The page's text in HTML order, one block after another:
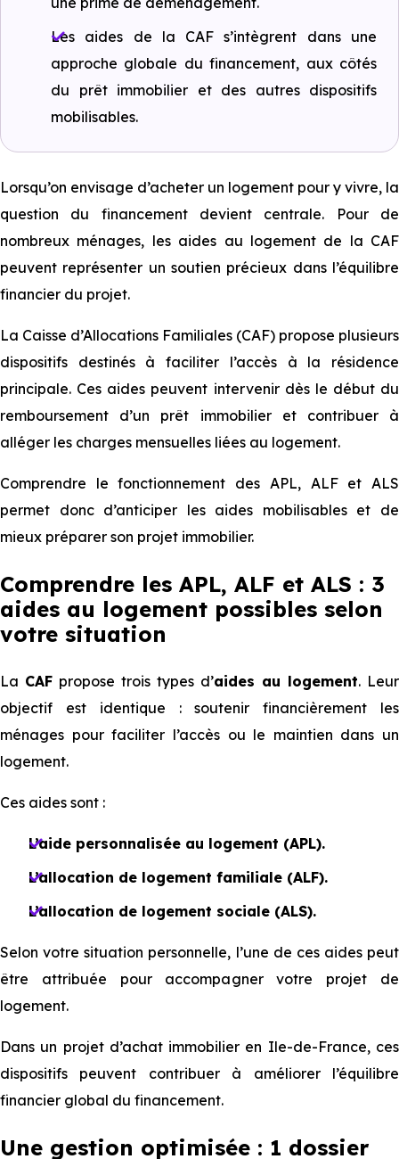
Les aides de la CAF s’intègrent dans une
approche globale du financement, aux côtés
du prêt immobilier et des autres dispositifs
mobilisables.
Lorsqu’on envisage d’acheter un logement pour y vivre, la
question du financement devient centrale. Pour de
nombreux ménages, les aides au logement de la CAF
peuvent représenter un soutien précieux dans l’équilibre
financier du projet.
La Caisse d’Allocations Familiales (CAF) propose plusieurs
dispositifs destinés à faciliter l’accès à la résidence
principale. Ces aides peuvent intervenir dès le début du
remboursement d’un prêt immobilier et contribuer à
alléger les charges mensuelles liées au logement.
Comprendre le fonctionnement des APL, ALF et ALS
permet donc d’anticiper les aides mobilisables et de
mieux préparer son projet immobilier.
Comprendre les APL, ALF et ALS : 3
aides au logement possibles selon
votre situation
La CAF propose trois types d’aides au logement. Leur
objectif est identique : soutenir financièrement les
ménages pour faciliter l’accès ou le maintien dans un
logement.
Ces aides sont :
L’aide personnalisée au logement (APL).
L’allocation de logement familiale (ALF).
L’allocation de logement sociale (ALS).
Selon votre situation personnelle, l’une de ces aides peut
être attribuée pour accompagner votre projet de
logement.
Dans un projet d’achat immobilier en Ile-de-France, ces
dispositifs peuvent contribuer à améliorer l’équilibre
financier global du financement.
Une gestion optimisée : 1 dossier